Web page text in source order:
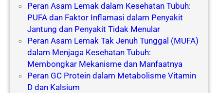
Peran Asam Lemak dalam Kesehatan Tubuh:
PUFA dan Faktor Inflamasi dalam Penyakit
Jantung dan Penyakit Tidak Menular
Peran Asam Lemak Tak Jenuh Tunggal (MUFA)
dalam Menjaga Kesehatan Tubuh:
Membongkar Mekanisme dan Manfaatnya
Peran GC Protein dalam Metabolisme Vitamin
D dan Kalsium